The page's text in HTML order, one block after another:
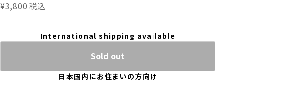
¥3,800 税込
International shipping available
Sold out
日本国内にお住まいの方向け